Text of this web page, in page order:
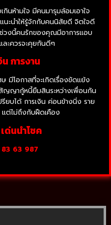
นห้ามใจ มีคนมารุมล้อมเอาใจ
นะนำให้รู้จักกับคนนิสัยดี จิตใจดี
งนี้คนรักของคุณมีอาการแอบ
ะควรจะคุยกันดีๆ
การงาน
มีโอกาสที่จะเกิดเรื่องขัดแย้ง
ญญากู้หนี้ยืมสินระหว่างเพื่อนกัน
ยบได้ การเงิน ค่อนข้างนิ่ง ราย
แต่ไม่ถึงกับฝืดเคือง
ด่นนำโชค
83 63 987